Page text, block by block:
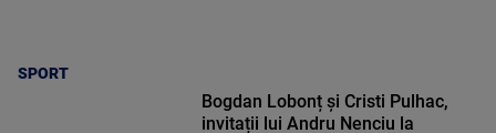
SPORT
Bogdan Lobonț și Cristi Pulhac,
invitații lui Andru Nenciu la